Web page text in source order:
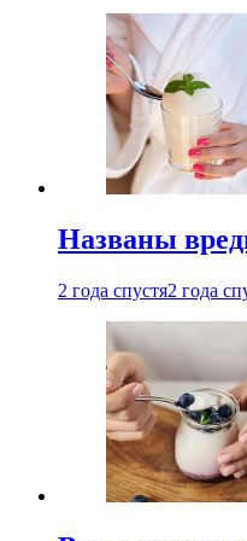
Названы
2 года спустя2 года